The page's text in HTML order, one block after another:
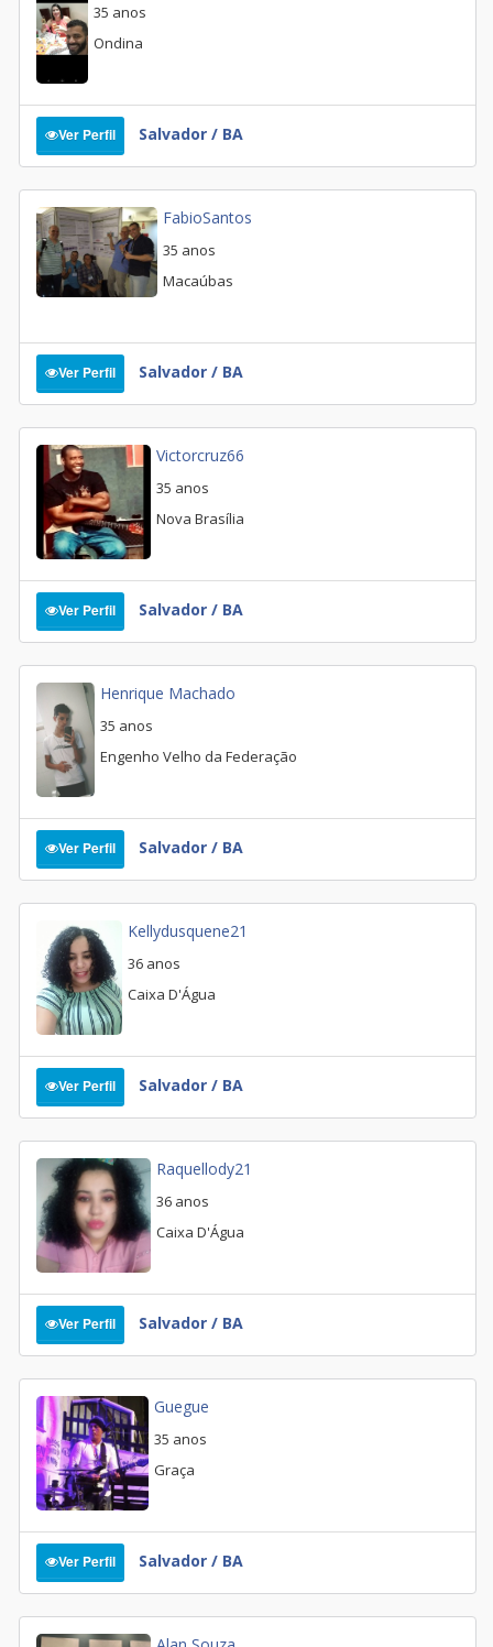
35 anos
Ondina
Ver Perfil Salvador / BA
FabioSantos
35 anos
Macaúbas
Ver Perfil Salvador / BA
Victorcruz66
35 anos
Nova Brasília
Ver Perfil Salvador / BA
Henrique Machado
35 anos
Engenho Velho da Federação
Ver Perfil Salvador / BA
Kellydusquene21
36 anos
Caixa D'Água
Ver Perfil Salvador / BA
Raquellody21
36 anos
Caixa D'Água
Ver Perfil Salvador / BA
Guegue
35 anos
Graça
Ver Perfil Salvador / BA